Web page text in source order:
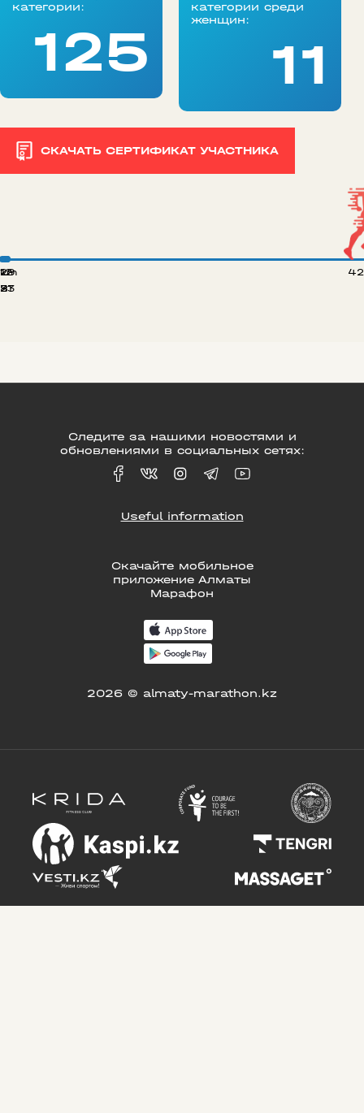
категории:
125
категории среди
женщин:
11
СКАЧАТЬ СЕРТИФИКАТ УЧАСТНИКА
8
12
21
29
33
Скачайте мобильное
приложение Алматы
Марафон
2026 © almaty-marathon.kz
Следите за нашими новостями и
обновлениями в социальных сетях:
Useful information